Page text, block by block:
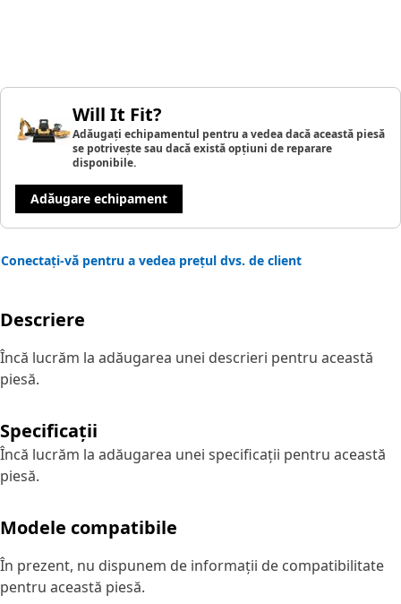
Will It Fit?
Adăugați echipamentul pentru a vedea dacă această piesă
se potrivește sau dacă există opțiuni de reparare
disponibile.
Adăugare echipament
Conectați-vă pentru a vedea prețul dvs. de client
Descriere
Încă lucrăm la adăugarea unei descrieri pentru această
piesă.
Specificații
Încă lucrăm la adăugarea unei specificații pentru această
piesă.
Modele compatibile
În prezent, nu dispunem de informații de compatibilitate
pentru această piesă.